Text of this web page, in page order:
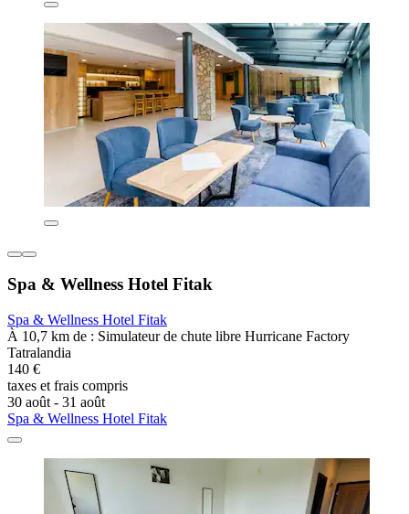
Spa & Wellness Hotel Fitak
Spa & Wellness Hotel Fitak
À 10,7 km de : Simulateur de chute libre Hurricane Factory
Tatralandia
140 €
taxes et frais compris
30 août - 31 août
Spa & Wellness Hotel Fitak